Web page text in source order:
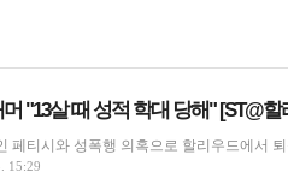
"13살 때 성적 학대 당해" [ST@할
페티시와 성폭행 의혹으로 할리우드에서 퇴
15:29